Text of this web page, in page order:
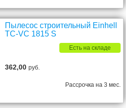
Пылесос строительный Einhell
TC-VC 1815 S
Есть на складе
362,00руб.
Рассрочка на 3 мес.